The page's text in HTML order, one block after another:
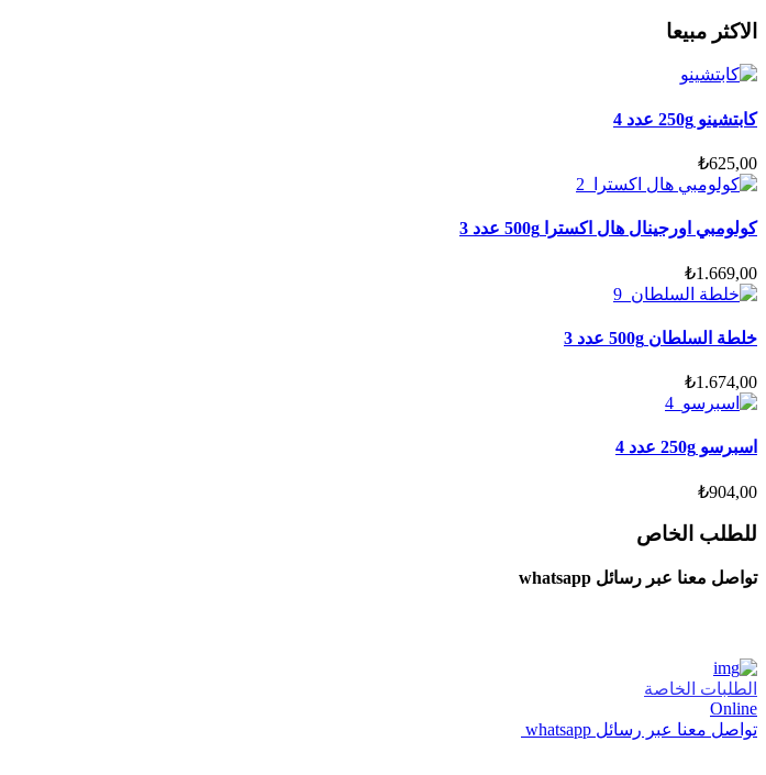
الاكثر مبيعا
كابتشينو 250g عدد 4
₺625,00
كولومبي اورجينال هال اكسترا 500g عدد 3
₺1.669,00
خلطة السلطان 500g عدد 3
₺1.674,00
اسبرسو 250g عدد 4
₺904,00
للطلب الخاص
تواصل معنا عبر رسائل whatsapp
الطلبات الخاصة
Online
تواصل معنا عبر رسائل whatsapp